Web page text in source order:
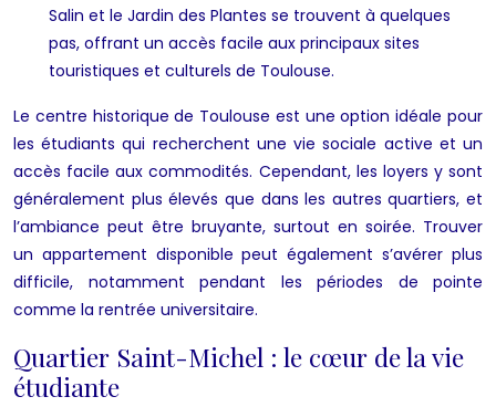
Salin et le Jardin des Plantes se trouvent à quelques
pas, offrant un accès facile aux principaux sites
touristiques et culturels de Toulouse.
Le centre historique de Toulouse est une option idéale pour
les étudiants qui recherchent une vie sociale active et un
accès facile aux commodités. Cependant, les loyers y sont
généralement plus élevés que dans les autres quartiers, et
l’ambiance peut être bruyante, surtout en soirée. Trouver
un appartement disponible peut également s’avérer plus
difficile, notamment pendant les périodes de pointe
comme la rentrée universitaire.
Quartier Saint-Michel : le cœur de la vie
étudiante